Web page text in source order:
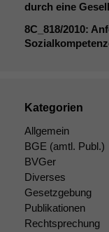
durch eine
8C_818/2010:
Kategorien
Allgemein
BGE (amtl. Publ.)
BVGer
Diverses
Gesetzgebung
Publikationen
Rechtsprechung